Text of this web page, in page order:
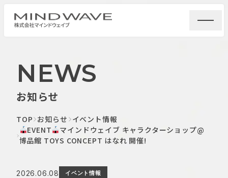
NEWS
お知らせ
TOP お知らせ イベント情報
EVENT
マインドウェイブ キャラクターショップ@
博品館 TOYS CONCEPT はなれ 開催!
2026.06.08 イベント情報